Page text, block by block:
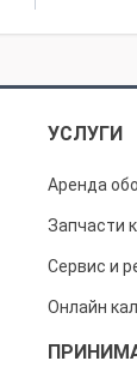
УСЛУГИ
Аренда
Запчасти
Сервис и
Онлайн